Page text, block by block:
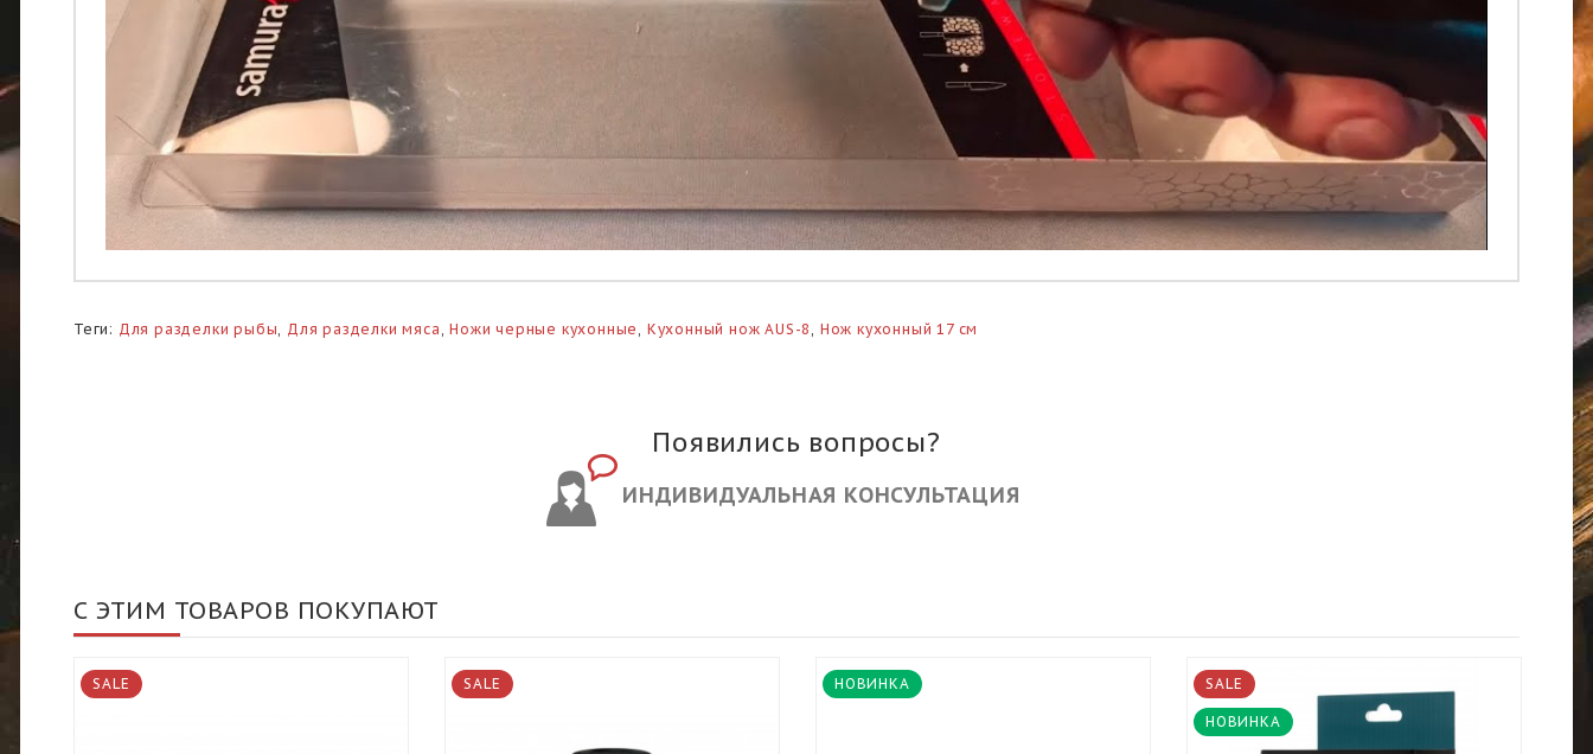
Теги: Для разделки рыбы, Для разделки мяса ,Ножи черные кухонные , Кухонный нож AUS-8 , Нож кухонный 17 см
Появились вопросы?
ИНДИВИДУАЛЬНАЯ КОНСУЛЬТАЦИЯ
С ЭТИМ ТОВАРОВ ПОКУПАЮТ
SALE SALE НОВИНКА SALE
НОВИНКА